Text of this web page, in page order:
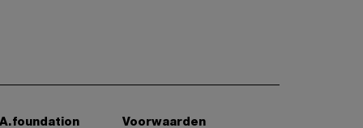
Voorwaarden